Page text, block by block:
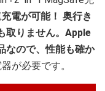
電が可能！ 奥行き
取りません。Apple
なので、性能も確か
が必要です。